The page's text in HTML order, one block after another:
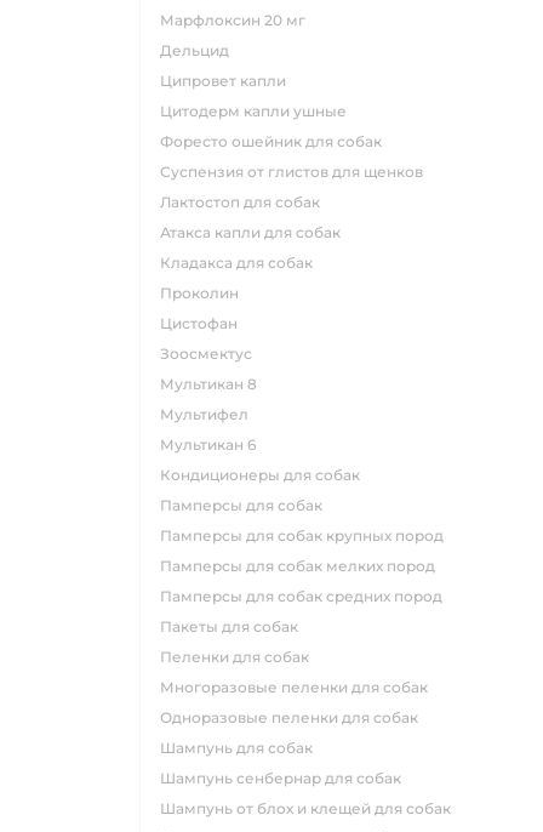
марфлоксин 20 мг
дельцид
ципровет капли
цитодерм капли ушные
форесто ошейник для собак
суспензия от глистов для щенков
лактостоп для собак
атакса капли для собак
кладакса для собак
проколин
цистофан
зоосмектус
мультикан 8
мультифел
мультикан 6
кондиционеры для собак
памперсы для собак
памперсы для собак крупных пород
памперсы для собак мелких пород
памперсы для собак средних пород
пакеты для собак
пеленки для собак
многоразовые пеленки для собак
одноразовые пеленки для собак
шампунь для собак
шампунь сенбернар для собак
шампунь от блох и клещей для собак